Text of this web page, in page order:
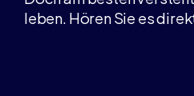
leben. Hören Sie es